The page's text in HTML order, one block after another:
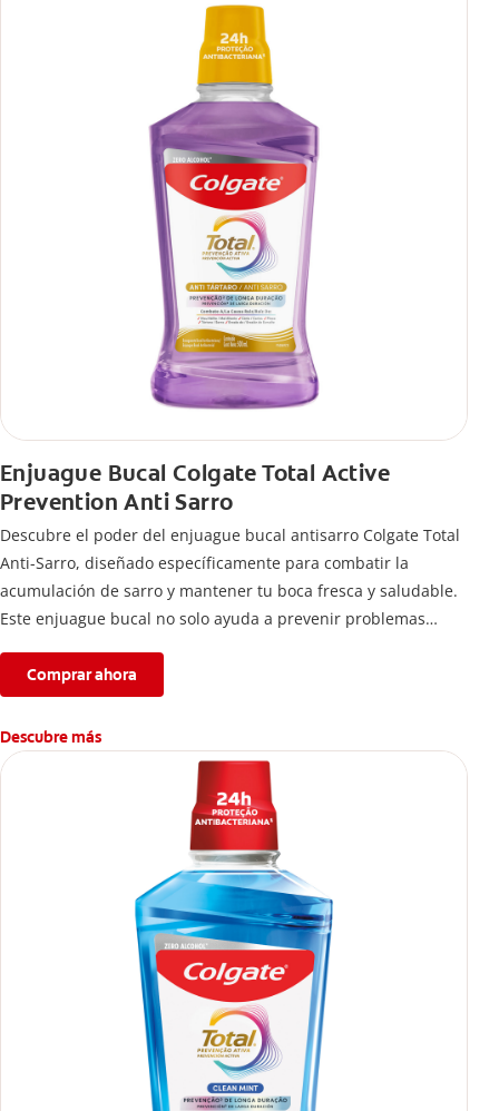
Enjuague Bucal Colgate Total Active
Prevention Anti Sarro
Descubre el poder del enjuague bucal antisarro Colgate Total
Anti-Sarro, diseñado específicamente para combatir la
acumulación de sarro y mantener tu boca fresca y saludable.
Este enjuague bucal no solo ayuda a prevenir problemas
Comprar ahora
Descubre más